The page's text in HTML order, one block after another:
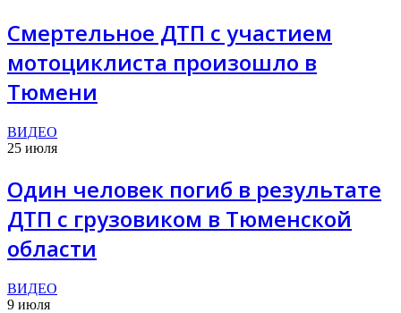
Смертельное ДТП с участием
мотоциклиста произошло в
Тюмени
ВИДЕО
25 июля
Один человек погиб в результате
ДТП с грузовиком в Тюменской
области
ВИДЕО
9 июля